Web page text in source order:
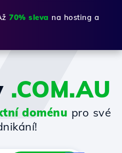
70% sleva na hosting a
.COM.AU
doménu pro své